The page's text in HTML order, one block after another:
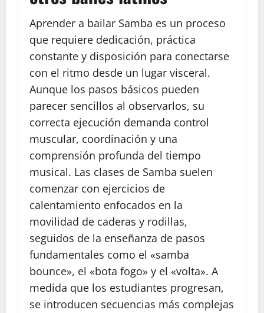
Aprender a bailar Samba es un proceso
que requiere dedicación, práctica
constante y disposición para conectarse
con el ritmo desde un lugar visceral.
Aunque los pasos básicos pueden
parecer sencillos al observarlos, su
correcta ejecución demanda control
muscular, coordinación y una
comprensión profunda del tiempo
musical. Las clases de Samba suelen
comenzar con ejercicios de
calentamiento enfocados en la
movilidad de caderas y rodillas,
seguidos de la enseñanza de pasos
fundamentales como el «samba
bounce», el «bota fogo» y el «volta». A
medida que los estudiantes progresan,
se introducen secuencias más complejas